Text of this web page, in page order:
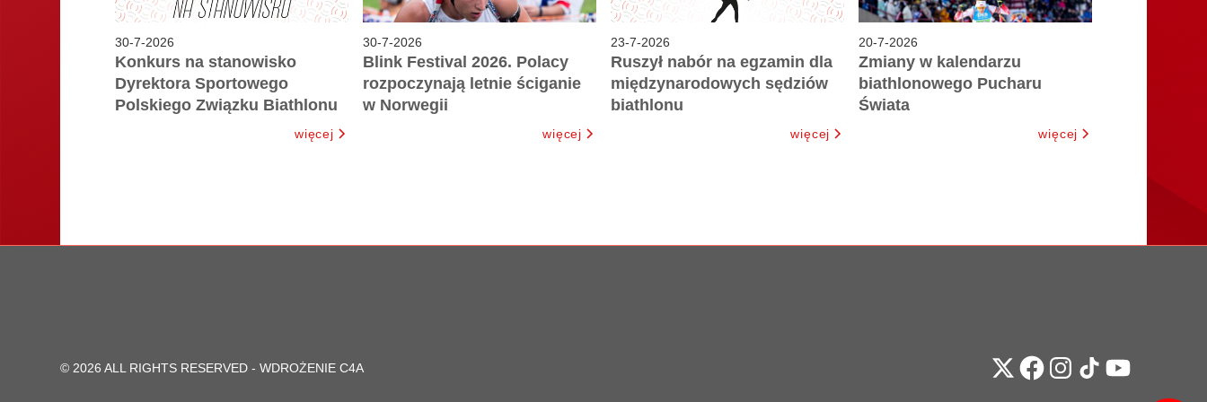
30-7-2026
Konkurs na stanowisko
Dyrektora Sportowego
Polskiego Związku Biathlonu
więcej
30-7-2026
Blink Festival 2026. Polacy
rozpoczynają letnie ściganie
w Norwegii
więcej
23-7-2026
Ruszył nabór na egzamin dla
międzynarodowych sędziów
biathlonu
więcej
20-7-2026
Zmiany w kalendarzu
biathlonowego Pucharu
Świata
więcej
© 2026 ALL RIGHTS RESERVED -WDROŻENIE C4A